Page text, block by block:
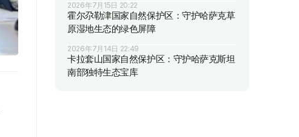
2026年7月15日 20:22
霍尔尕勒津国家自然保护区：守护哈萨克草
原湿地生态的绿色屏障
2026年7月14日 22:49
卡拉套山国家自然保护区：守护哈萨克斯坦
南部独特生态宝库